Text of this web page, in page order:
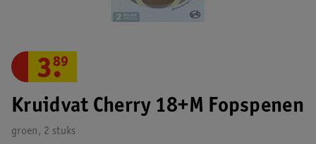
Kruidvat Cherry 18+M Fopspenen
groen, 2 stuks
3.
89